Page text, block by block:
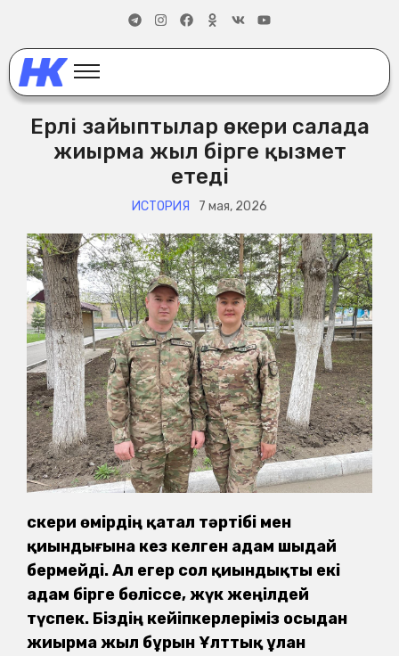
Ерлі зайыптылар әскери салада
жиырма жыл бірге қызмет
етеді
ИСТОРИЯ 7 мая, 2026
Әскери өмірдің қатал тәртібі мен
қиындығына кез келген адам шыдай
бермейді. Ал егер сол қиындықты екі
адам бірге бөліссе, жүк жеңілдей
түспек. Біздің кейіпкерлеріміз осыдан
жиырма жыл бұрын Ұлттық ұлан